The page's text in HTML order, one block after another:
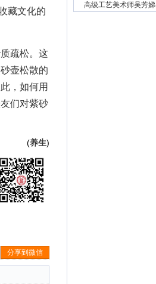
藏文化的
疏松。这
壶松散的
，如何用
们对紫砂
(养生)
分享到微信
高级工艺美术师吴芳娣